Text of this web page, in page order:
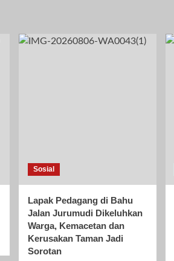
Sosial
Lapak Pedagang di Bahu
Jalan Jurumudi Dikeluhkan
Warga, Kemacetan dan
Kerusakan Taman Jadi
Sorotan